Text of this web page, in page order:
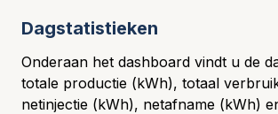
Dagstatistieken
Onderaan het dashboard vindt u de
totale productie (kWh), totaal
netinjectie (kWh), netafname (kWh)